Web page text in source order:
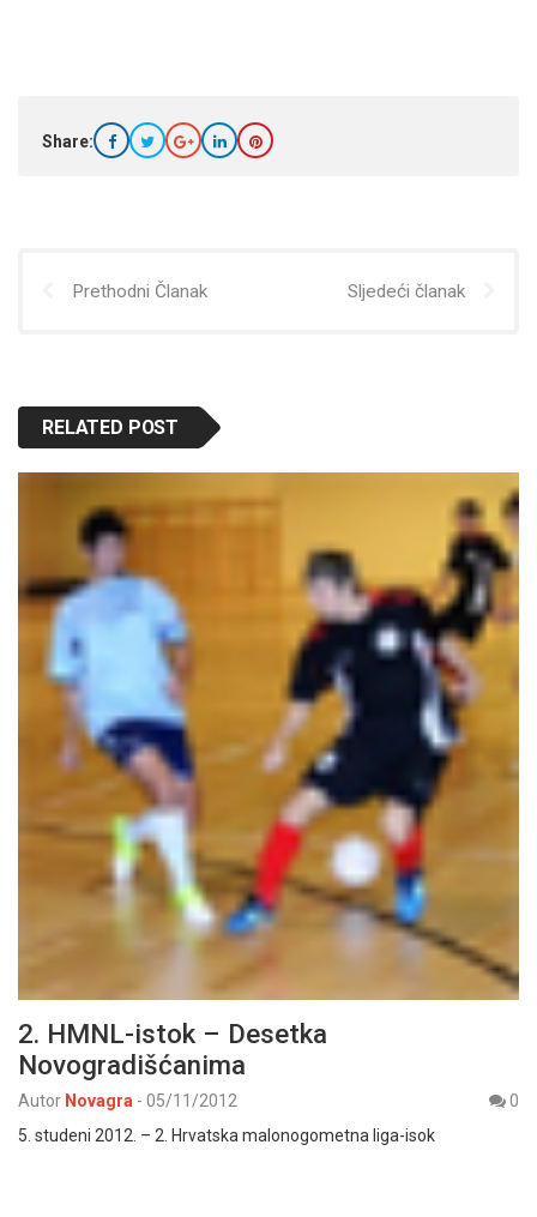
Share:
Prethodni Članak Sljedeći članak
RELATED POST
2. HMNL-istok – Desetka
Novogradišćanima
Autor Novagra - 05/11/2012
0
5. studeni 2012. – 2. Hrvatska malonogometna liga-isok